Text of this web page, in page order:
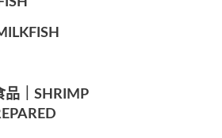
品｜SHRIMP